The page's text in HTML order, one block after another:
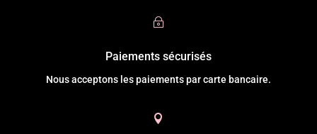
~
Paiements sécurisés
Nous acceptons les paiements par carte bancaire.
